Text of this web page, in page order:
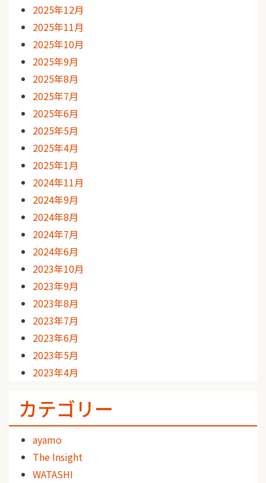
2025年12月
2025年11月
2025年10月
2025年9月
2025年8月
2025年7月
2025年6月
2025年5月
2025年4月
2025年1月
2024年11月
2024年9月
2024年8月
2024年7月
2024年6月
2023年10月
2023年9月
2023年8月
2023年7月
2023年6月
2023年5月
2023年4月
カテゴリー
ayamo
The Insight
WATASHI